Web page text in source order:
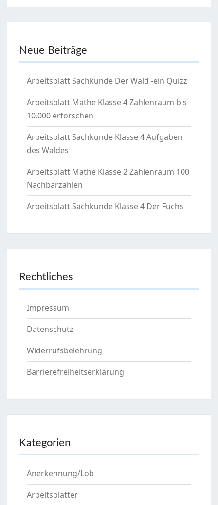
Neue Beiträge
Arbeitsblatt Sachkunde Der Wald -ein Quizz
Arbeitsblatt Mathe Klasse 4 Zahlenraum bis
10.000 erforschen
Arbeitsblatt Sachkunde Klasse 4 Aufgaben
des Waldes
Arbeitsblatt Mathe Klasse 2 Zahlenraum 100
Nachbarzahlen
Arbeitsblatt Sachkunde Klasse 4 Der Fuchs
Rechtliches
Impressum
Datenschutz
Widerrufsbelehrung
Barrierefreiheitserklärung
Kategorien
Anerkennung/Lob
Arbeitsblätter